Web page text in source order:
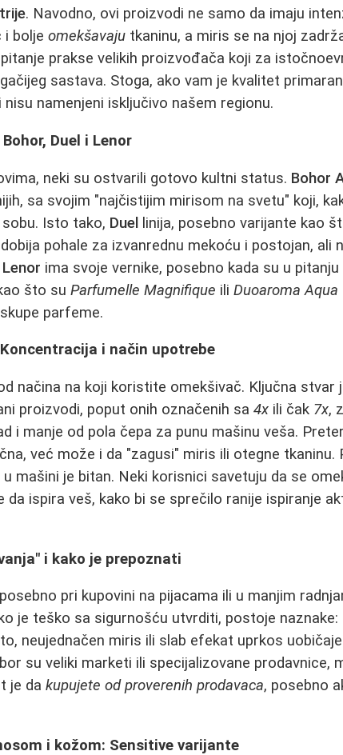
. Navodno, ovi proizvodi ne samo da imaju
i boljeomekšavaju tkaninu, a miris se na njoj
prakse velikih proizvođača koji za
sastava. Stoga, ako vam je kvalitet
namenjeni isključivo našem regionu.
Duel i Lenor
neki su ostvarili gotovo kultni status. Bohor
sa svojim "najčistijim mirisom na svetu" koji,
Isto tako, Duel linija, posebno varijante kao
pohale za izvanrednu mekoću i postojan, ali
Lenor ima svoje vernike, posebno kada su u pitanju
što suParfumelle Magnifique iliDuoaroma Aqua
parfeme.
i način upotrebe
načina na koji koristite omekšivač. Ključna stvar
proizvodi, poput onih označenih sa4x ili čak 7x,
i manje od pola čepa za punu mašinu veša.
već može i da "zagusi" miris ili otegne tkaninu.
u mašini je bitan. Neki korisnici savetuju da se
da ispira veš, kako bi se sprečilo ranije ispiranje
i kako je prepoznati
pri kupovini na pijacama ili u manjim
je teško sa sigurnošću utvrditi, postoje
neujednačen miris ili slab efekat uprkos
su veliki marketi ili specijalizovane prodavnice,
je dakupujete od proverenih prodavaca, posebno
i kožom: Sensitive varijante